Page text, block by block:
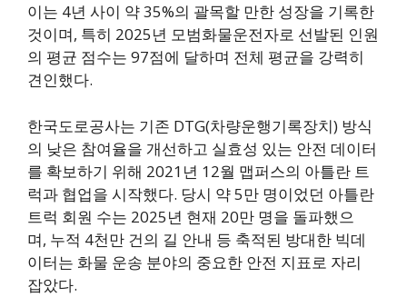
이는 4년 사이 약 35%의 괄목할 만한 성장을 기록한
것이며, 특히 2025년 모범화물운전자로 선발된 인원
의 평균 점수는 97점에 달하며 전체 평균을 강력히
견인했다.
한국도로공사는 기존 DTG(차량운행기록장치) 방식
의 낮은 참여율을 개선하고 실효성 있는 안전 데이터
를 확보하기 위해 2021년 12월 맵퍼스의 아틀란 트
럭과 협업을 시작했다. 당시 약 5만 명이었던 아틀란
트럭 회원 수는 2025년 현재 20만 명을 돌파했으
며, 누적 4천만 건의 길 안내 등 축적된 방대한 빅데
이터는 화물 운송 분야의 중요한 안전 지표로 자리
잡았다.